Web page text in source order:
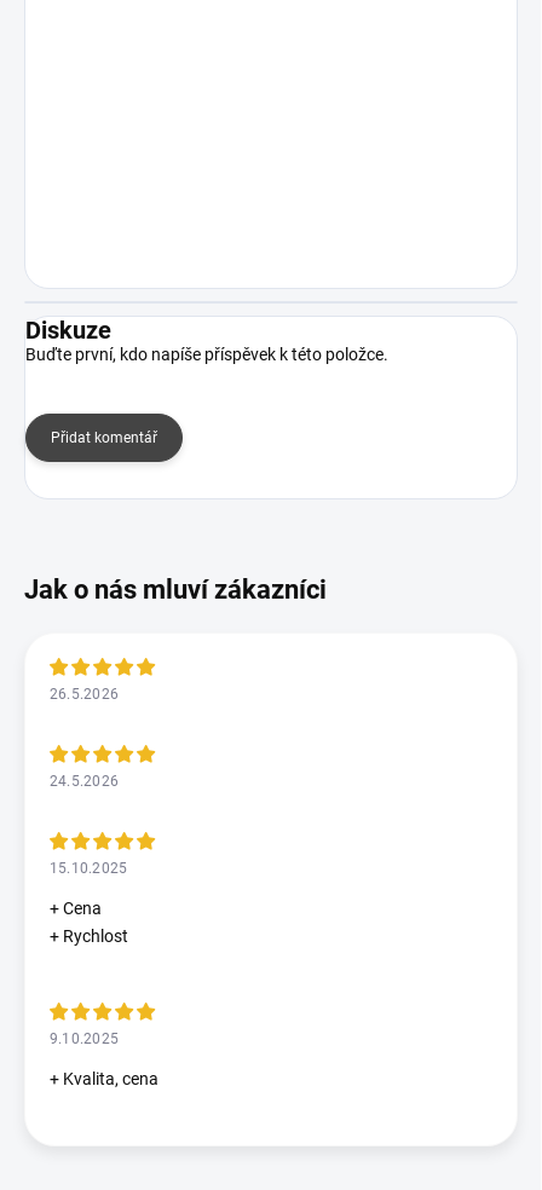
Diskuze
Buďte první, kdo napíše příspěvek k této položce.
Přidat komentář
26.5.2026
24.5.2026
15.10.2025
+ Cena
+ Rychlost
9.10.2025
+ Kvalita, cena